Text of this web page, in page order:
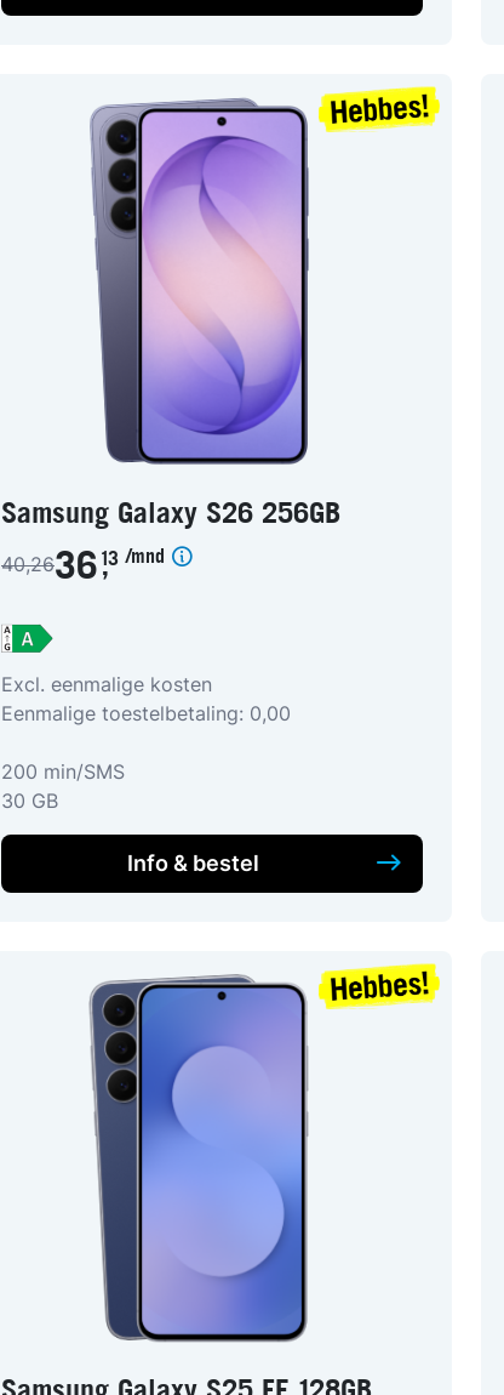
Samsung Galaxy S26 256GB
40,2636 ,
13 /mnd
Excl. eenmalige kosten
Eenmalige toestelbetaling: 0,00
200 min/SMS
30 GB
Info & bestel